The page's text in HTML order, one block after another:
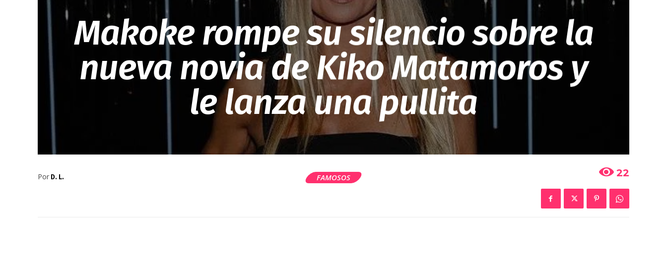
Makoke rompe su silencio sobre la
nueva novia de Kiko Matamoros y
le lanza una pullita
Por D. L. FAMOSOS 22